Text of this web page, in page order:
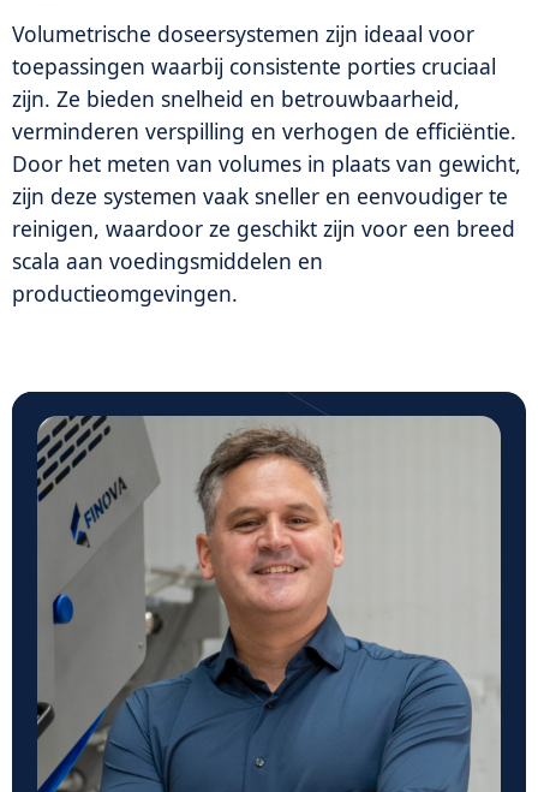
Volumetrische doseersystemen zijn ideaal voor
toepassingen waarbij consistente porties cruciaal
zijn. Ze bieden snelheid en betrouwbaarheid,
verminderen verspilling en verhogen de efficiëntie.
Door het meten van volumes in plaats van gewicht,
zijn deze systemen vaak sneller en eenvoudiger te
reinigen, waardoor ze geschikt zijn voor een breed
scala aan voedingsmiddelen en
productieomgevingen.